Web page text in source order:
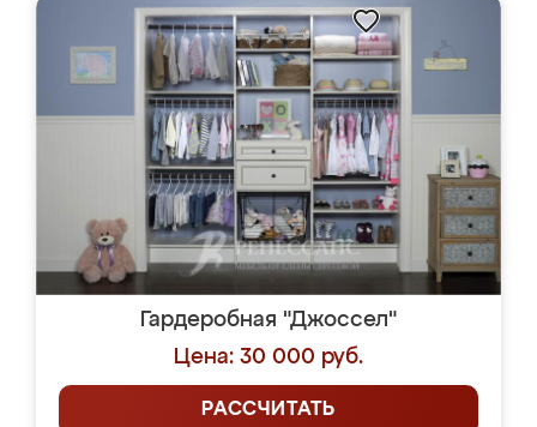
Гардеробная "Джоссел"
Цена: 30 000 руб.
РАССЧИТАТЬ